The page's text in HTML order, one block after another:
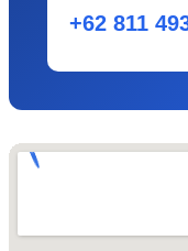
+62 811